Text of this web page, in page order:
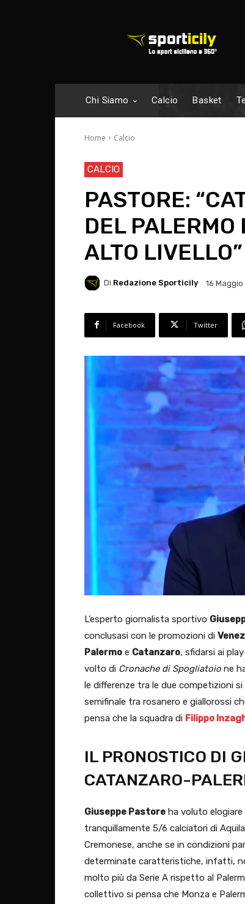
Chi Siamo Calcio Basket
Home Calcio
CALCIO
PASTORE:
DEL PALERMO
ALTO LIVELLO”
Di Redazione Sporticily 16
Facebook Twitter
L’esperto giornalista sportivo
conclusasi con le promozioni di
Palermo e Catanzaro, sfidarsi ai
volto di Cronache di Spogliatoio ne
le differenze tra le due competizioni
semifinale tra rosanero e giallorossi
pensa che la squadra di Filippo
IL PRONOSTICO DI
CATANZARO-
Giuseppe Pastore ha voluto
tranquillamente 5/6 calciatori di
Cremonese, anche se in condizioni
determinate caratteristiche, infatti,
molto più da Serie A rispetto al
collettivo si pensa che Monza e